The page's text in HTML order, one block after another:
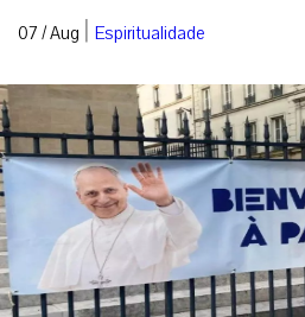
07 / Aug | Espiritualidade